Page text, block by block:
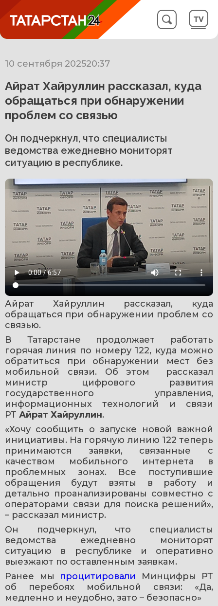
10 сентября 202520:37
Айрат Хайруллин рассказал, куда
обращаться при обнаружении
проблем со связью
Он подчеркнул, что специалисты
ведомства ежедневно мониторят
ситуацию в республике.
Айрат Хайруллин рассказал, куда
обращаться при обнаружении проблем со
связью.
В Татарстане продолжает работать
горячая линия по номеру 122, куда можно
обратиться при обнаружении мест без
мобильной связи. Об этом  рассказал
министр цифрового развития
государственного управления,
информационных технологий и связи
РТ Айрат Хайруллин.
«Хочу сообщить о запуске новой важной
инициативы. На горячую линию 122 теперь
принимаются заявки, связанные с
качеством мобильного интернета в
проблемных зонах. Все поступившие
обращения будут взяты в работу и
детально проанализированы совместно с
операторами связи для поиска решений»,
– рассказал министр.
Он подчеркнул, что специалисты
ведомства ежедневно мониторят
ситуацию в республике и оперативно
выезжают по оставленным заявкам.
Ранее мы процитировали Минцифры РТ
об перебоях мобильной связи: «Да,
медленно и неудобно, зато – безопасно»